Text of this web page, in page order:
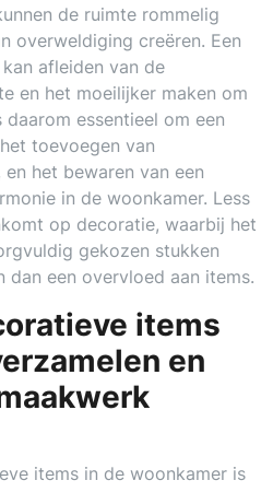
de ruimte rommelig
overweldiging creëren. Een
afleiden van de
en het moeilijker maken om
essentieel om een
toevoegen van
het bewaren van een
in de woonkamer. Less
op decoratie, waarbij het
gekozen stukken
dan een overvloed aan items.
items
en
items in de woonkamer is